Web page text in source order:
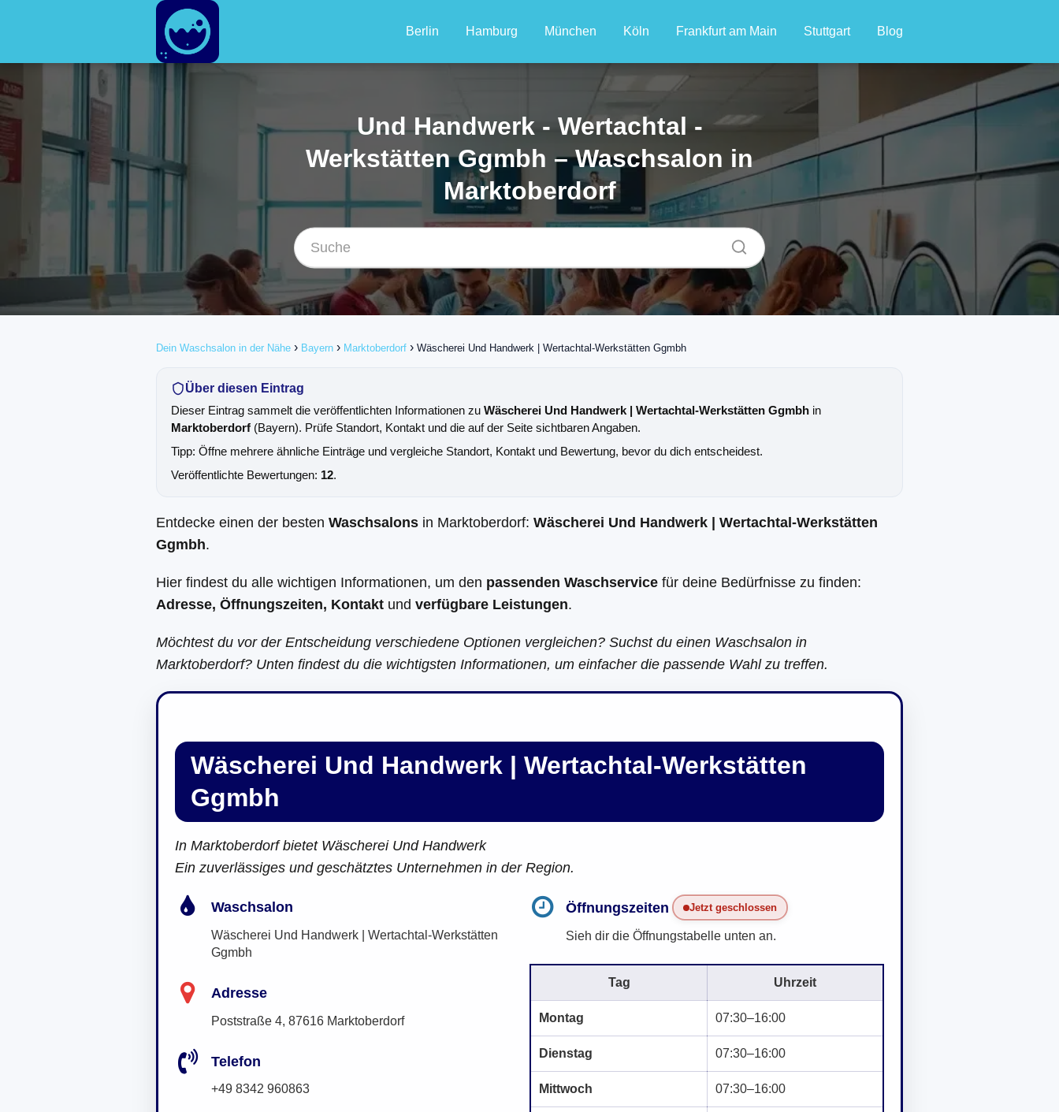
Berlin Hamburg München Köln Frankfurt am Main Stuttgart Blog
Und Handwerk - Wertachtal -
Werkstätten Ggmbh – Waschsalon in
Marktoberdorf
Dein Waschsalon in der Nähe Bayern Marktoberdorf Wäscherei Und Handwerk | Wertachtal-Werkstätten Ggmbh
Über diesen Eintrag
Dieser Eintrag sammelt die veröffentlichten Informationen zu Wäscherei Und Handwerk | Wertachtal-Werkstätten Ggmbh in
Marktoberdorf (Bayern). Prüfe Standort, Kontakt und die auf der Seite sichtbaren Angaben.
Tipp: Öffne mehrere ähnliche Einträge und vergleiche Standort, Kontakt und Bewertung, bevor du dich entscheidest.
Veröffentlichte Bewertungen: 12.
Entdecke einen der besten Waschsalons in Marktoberdorf: Wäscherei Und Handwerk | Wertachtal-Werkstätten
Ggmbh.
Hier findest du alle wichtigen Informationen, um den passenden Waschservice für deine Bedürfnisse zu finden:
Adresse, Öffnungszeiten, Kontakt und verfügbare Leistungen.
Möchtest du vor der Entscheidung verschiedene Optionen vergleichen? Suchst du einen Waschsalon in
Marktoberdorf? Unten findest du die wichtigsten Informationen, um einfacher die passende Wahl zu treffen.
Wäscherei Und Handwerk | Wertachtal-Werkstätten
Ggmbh
In Marktoberdorf bietet Wäscherei Und Handwerk
Ein zuverlässiges und geschätztes Unternehmen in der Region.
Waschsalon
Wäscherei Und Handwerk | Wertachtal-Werkstätten
Ggmbh
Adresse
Poststraße 4, 87616 Marktoberdorf
Telefon
+49 8342 960863
Öffnungszeiten Jetzt geschlossen
Sieh dir die Öffnungstabelle unten an.
Tag Uhrzeit
Montag 07:30–16:00
Dienstag 07:30–16:00
Mittwoch 07:30–16:00